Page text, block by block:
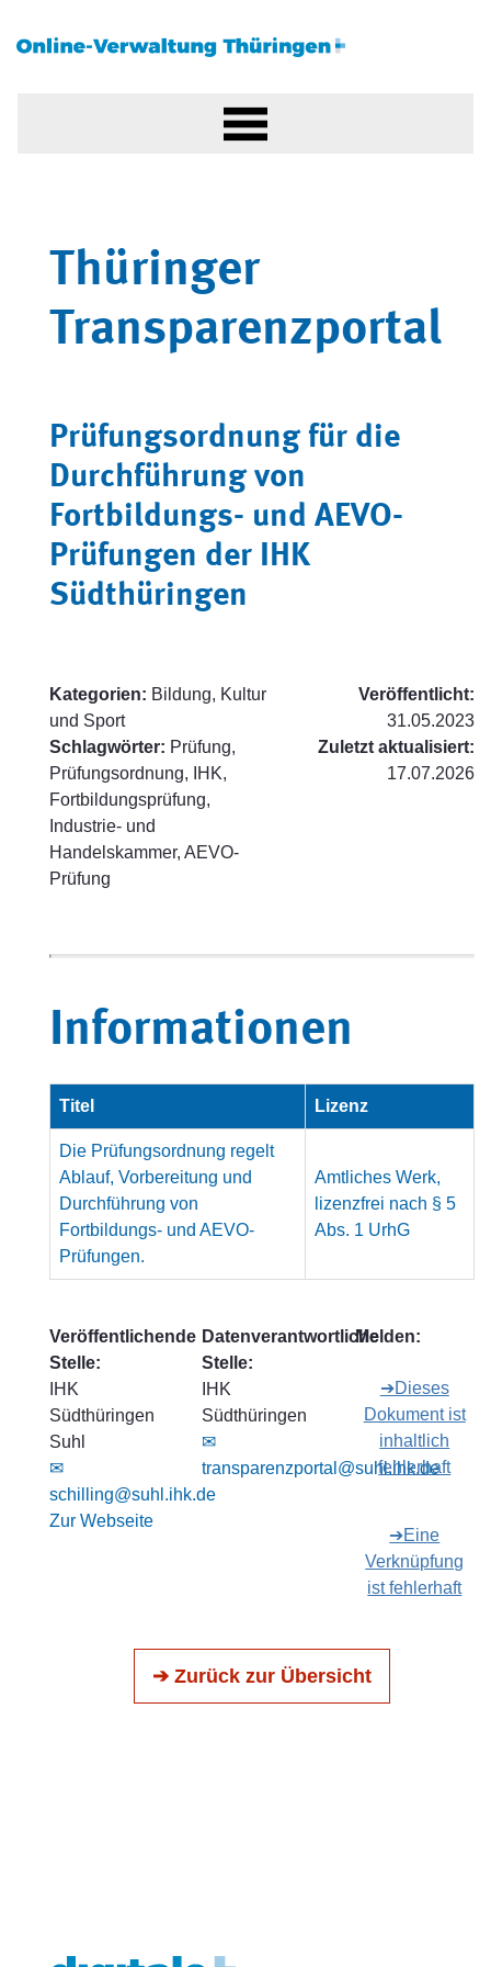
Thüringer
Transparenzportal
Prüfungsordnung für die
Durchführung von
Fortbildungs- und AEVO-
Prüfungen der IHK
Südthüringen
Kategorien: Bildung, Kultur
und Sport
Schlagwörter: Prüfung,
Prüfungsordnung, IHK,
Fortbildungsprüfung,
Industrie- und
Handelskammer, AEVO-
Prüfung
Veröffentlicht:
31.05.2023
Zuletzt aktualisiert:
17.07.2026
Informationen
Titel Lizenz
Die Prüfungsordnung regelt
Ablauf, Vorbereitung und
Durchführung von
Fortbildungs- und AEVO-
Prüfungen.
Amtliches Werk,
lizenzfrei nach § 5
Abs. 1 UrhG
Veröffentlichende
Stelle:
IHK
Südthüringen
Suhl
✉
schilling@suhl.ihk.de
Zur Webseite
Datenverantwortliche
Stelle:
IHK
Südthüringen
✉
transparenzportal@suhl.ihk.de
Melden:
➔Dieses
Dokument ist
inhaltlich
fehlerhaft
➔Eine
Verknüpfung
ist fehlerhaft
➔ Zurück zur Übersicht